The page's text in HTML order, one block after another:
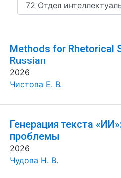
Methods for Rhetorical
Russian
2026
Чистова Е. В.
Генерация текста
проблемы
2026
Чудова Н. В.